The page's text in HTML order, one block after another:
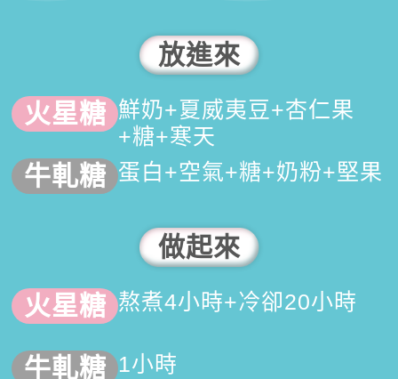
放進來
鮮奶+夏威夷豆+杏仁果
+糖+寒天
蛋白+空氣+糖+奶粉+堅果
做起來
熬煮4小時+冷卻20小時
1小時